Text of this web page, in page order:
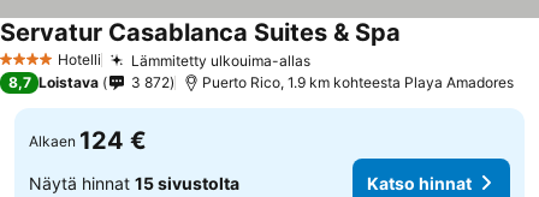
4 Tähtiluokitus
Hotelli Lämmitetty ulkouima-allas
Servatur Casablanca Suites & Spa
8,7 Loistava 3 872 Puerto Rico, 1.9 km kohteesta Playa Amadores
Alkaen 124 €
Näytä hinnat 15 sivustolta Katso hinnat